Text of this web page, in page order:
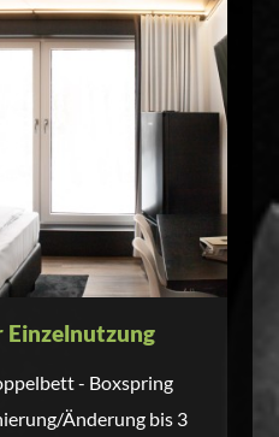
Einzelnutzung
- Boxspring
Änderung bis 3